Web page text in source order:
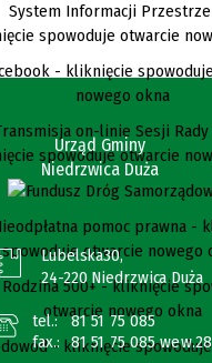
Urząd Gminy
Niedrzwica Duża
Lubelska30,
24-220 Niedrzwica Duża
tel.:
81 51 75 085
fax.:
81 51 75 085 wew.28